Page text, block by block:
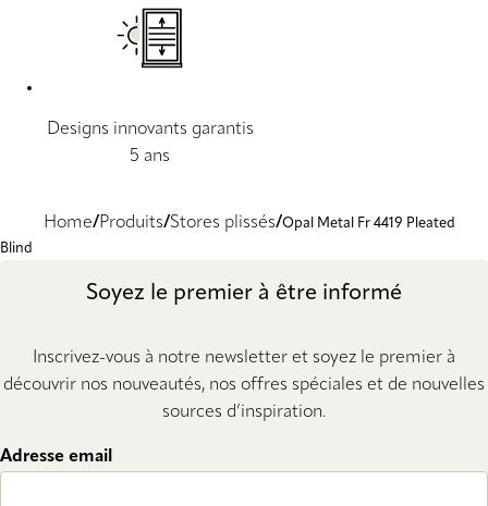
Designs innovants garantis
5 ans
Home Produits Stores plissés Opal Metal Fr 4419 Pleated
Blind
Soyez le premier à être informé
Inscrivez-vous à notre newsletter et soyez le premier à
découvrir nos nouveautés, nos offres spéciales et de nouvelles
sources d’inspiration.
Adresse email